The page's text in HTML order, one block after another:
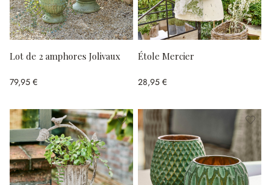
Lot de 2 amphores Jolivaux
79,95 €
Étole Mercier
28,95 €